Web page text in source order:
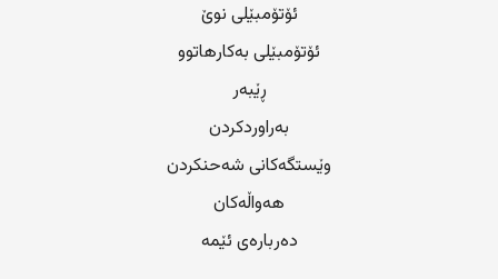
ئۆتۆمبێلی نوێ
ئۆتۆمبێلی بەکارهاتوو
ڕێبەر
بەراوردکردن
وێستگەکانی شەحنکردن
هەواڵەکان
دەربارەی ئێمە